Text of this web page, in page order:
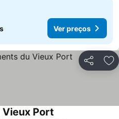
Ver preços
Partilhar
Port